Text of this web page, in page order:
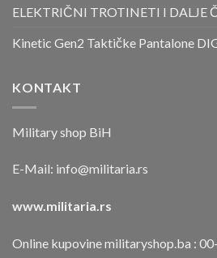
ELEKTRIČNI TROTINETI I DALJE
Kinetic Gen2 Taktičke Pantalone
KONTAKT
Military shop BiH
E-Mail: info@militaria.rs
www.militaria.rs
Online kupovine militaryshop.ba :